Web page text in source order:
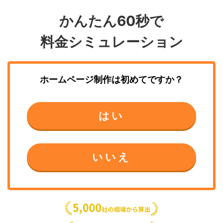
かんたん60秒で
料金シミュレーション
ホームページ制作は初めてですか？
はい
いいえ